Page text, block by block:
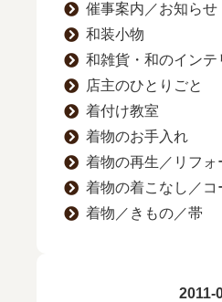
催事案内／お知らせ
和装小物
和雑貨・和のインテ
店主のひとりごと
着付け教室
着物のお手入れ
着物の再生／リフォ
着物の着こなし／コ
着物／きもの／帯
2011-